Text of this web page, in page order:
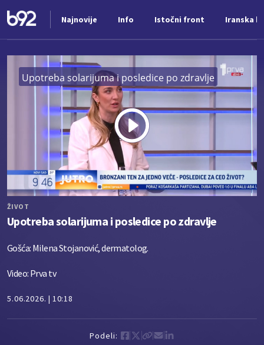
Najnovije Info Istočni front Iranska
Play
Upotreba solarijuma i posledice po zdravlje
ŽIVOT
Upotreba solarijuma i posledice po zdravlje
Gošća: Milena Stojanović, dermatolog.
Video: Prva tv
5.06.2026. 10:18
Podeli: